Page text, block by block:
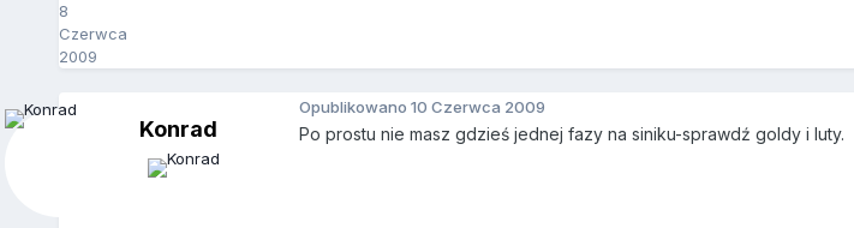
8
Czerwca
2009
Konrad
Opublikowano 10 Czerwca 2009
Po prostu nie masz gdzieś jednej fazy na siniku-sprawdź goldy i luty.